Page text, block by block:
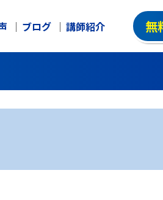
ブログ 講師紹介 無